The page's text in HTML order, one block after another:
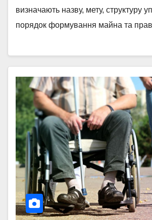
визначають назву, мету, структуру
порядок формування майна та